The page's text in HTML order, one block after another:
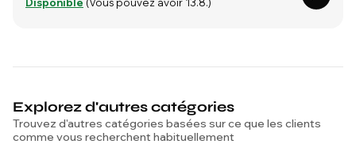
Explorez d'autres catégories
Trouvez d'autres catégories basées sur ce que les clients
comme vous recherchent habituellement